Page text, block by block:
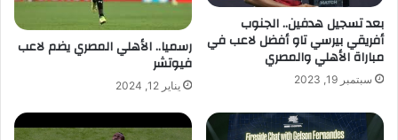
بعد تسجيل هدفين.. الجنوب
أفريقي بيرسي تاو أفضل لاعب في
مباراة الأهلي والمصري
سبتمبر 19, 2023
رسميا.. الأهلي المصري يضم لاعب
فيوتشر
يناير 12, 2024